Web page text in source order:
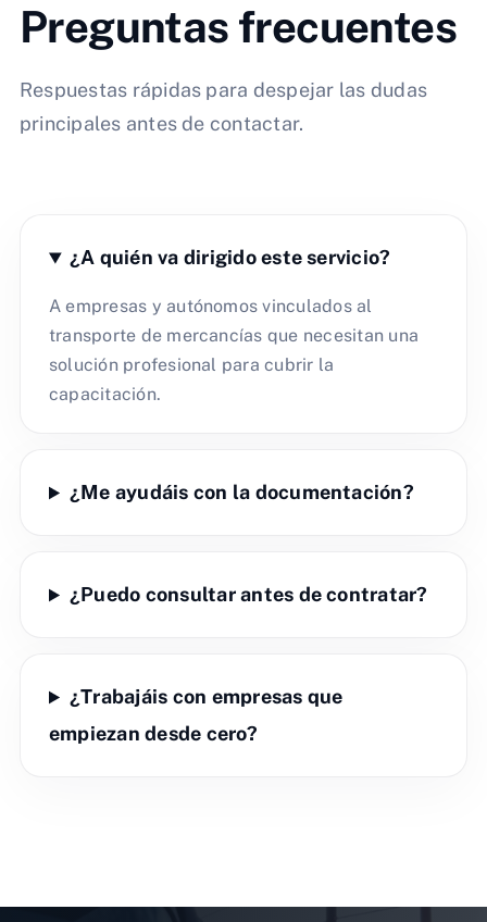
Preguntas frecuentes
Respuestas rápidas para despejar las dudas
principales antes de contactar.
¿A quién va dirigido este servicio?
A empresas y autónomos vinculados al
transporte de mercancías que necesitan una
solución profesional para cubrir la
capacitación.
¿Me ayudáis con la documentación?
¿Puedo consultar antes de contratar?
¿Trabajáis con empresas que
empiezan desde cero?